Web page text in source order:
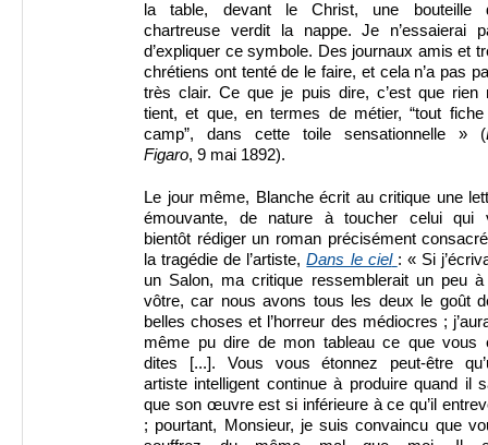
la table, devant le Christ, une bouteille
chartreuse verdit la nappe. Je n’essaierai
d’expliquer ce symbole. Des journaux amis et
chrétiens ont tenté de le faire, et cela n’a pas
très clair. Ce que je puis dire, c’est que rien
tient, et que, en termes de métier, “tout fiche
camp”, dans cette toile sensationnelle » (
Figaro, 9 mai 1892).
Le jour même, Blanche écrit au critique une
émouvante, de nature à toucher celui qui
bientôt rédiger un roman précisément
la tragédie de l’artiste,Dans le ciel : « Si
un Salon, ma critique ressemblerait un peu à
vôtre, car nous avons tous les deux le goût
belles choses et l’horreur des médiocres ;
même pu dire de mon tableau ce que vous
dites [...]. Vous vous étonnez peut-être
artiste intelligent continue à produire quand il
que son œuvre est si inférieure à ce qu’il
; pourtant, Monsieur, je suis convaincu que